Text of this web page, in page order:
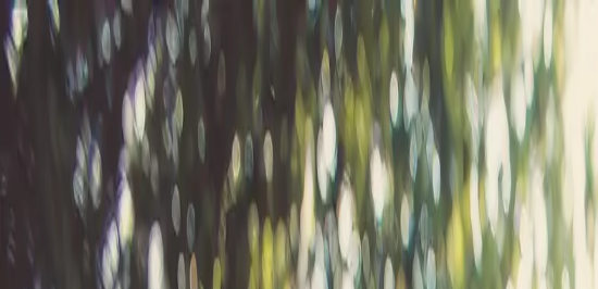
Notre Blog
camping@lemoulindesoies.bzh
02 97 55 53 26 EN
DE
Le Camping
Hébergements
Animations